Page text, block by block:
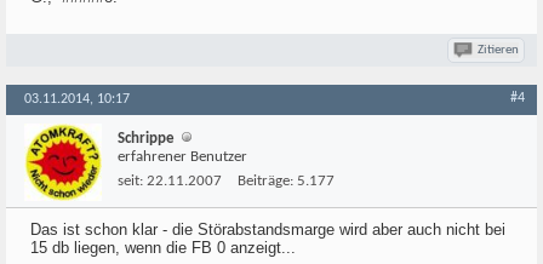
Zitieren
03.11.2014, 10:17 #4
Schrippe
erfahrener Benutzer
seit: 22.11.2007 Beiträge: 5.177
Das ist schon klar - die Störabstandsmarge wird aber auch nicht bei
15 db liegen, wenn die FB 0 anzeigt...